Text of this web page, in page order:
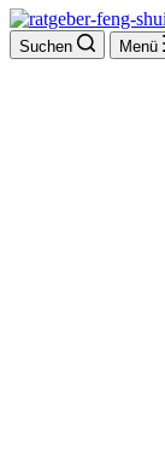
Suchen Menü